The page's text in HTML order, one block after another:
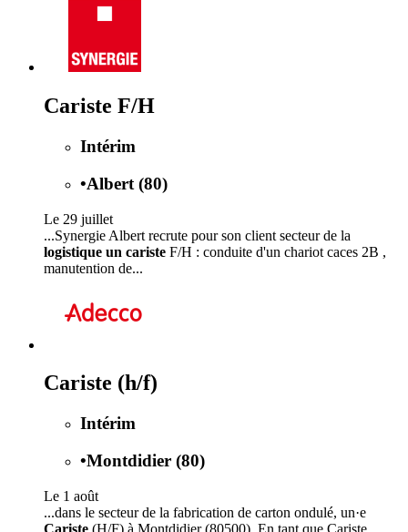
Cariste F/H
Intérim
•Albert (80)
Le 29 juillet
...Synergie Albert recrute pour son client secteur de la
logistique un cariste F/H : conduite d'un chariot caces 2B ,
manutention de...
Cariste (h/f)
Intérim
•Montdidier (80)
Le 1 août
...dans le secteur de la fabrication de carton ondulé, un·e
Cariste (H/F) à Montdidier (80500). En tant que Cariste,